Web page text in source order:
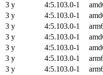
3 y
4:5.103.0-1
3 y
4:5.103.0-1
3 y
4:5.103.0-1
3 y
4:5.103.0-1
3 y
4:5.103.0-1
3 y
4:5.103.0-1
3 y
4:5.103.0-1